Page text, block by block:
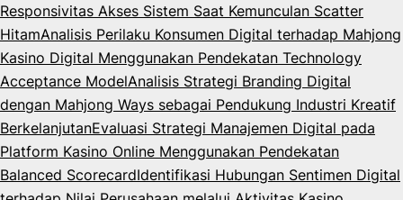
Responsivitas Akses Sistem Saat Kemunculan Scatter
HitamAnalisis Perilaku Konsumen Digital terhadap Mahjong
Kasino Digital Menggunakan Pendekatan Technology
Acceptance ModelAnalisis Strategi Branding Digital
dengan Mahjong Ways sebagai Pendukung Industri Kreatif
BerkelanjutanEvaluasi Strategi Manajemen Digital pada
Platform Kasino Online Menggunakan Pendekatan
Balanced ScorecardIdentifikasi Hubungan Sentimen Digital